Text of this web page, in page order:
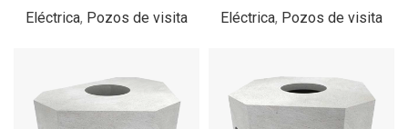
Eléctrica, Pozos de visita Eléctrica, Pozos de visita